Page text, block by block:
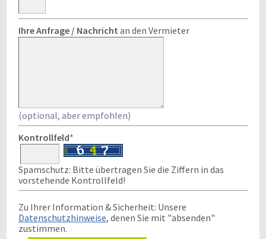
Ihre Anfrage / Nachricht an den Vermieter
(optional, aber empfohlen)
Kontrollfeld*
Spamschutz: Bitte übertragen Sie die Ziffern in das
vorstehende Kontrollfeld!
Zu Ihrer Information & Sicherheit: Unsere
Datenschutzhinweise, denen Sie mit "absenden"
zustimmen.